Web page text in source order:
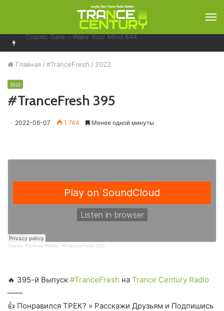
Главная / #TranceFresh / 2022
2022
#TranceFresh 395
2022-06-07 1 744 Менее одной минуты
Trance Century Radio · #TranceFresh 395
🔥 395-й Выпуск #TranceFresh на Trance Century Radio
——
👍 Понравился ТРЕК? » Расскажи Друзьям и Подпишись